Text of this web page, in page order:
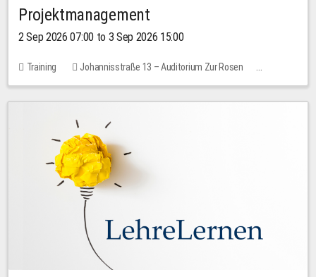
Projektmanagement
2 Sep 2026 07:00 to 3 Sep 2026 15:00
Training
Johannisstraße 13 – Auditorium Zur Rosen
1 place